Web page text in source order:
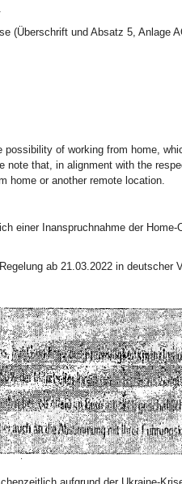
(Überschrift und Absatz 5, Anlage
of working from home,
that, in alignment with the
home or another remote location.
einer Inanspruchnahme der
ab 21.03.2022 in deutscher